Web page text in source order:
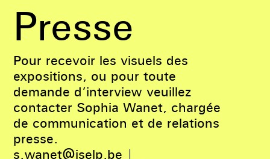
Presse
Pour recevoir les visuels des
expositions, ou pour toute
demande d’interview veuillez
contacter Sophia Wanet, chargée
de communication et de relations
presse.
s.wanet@iselp.be |